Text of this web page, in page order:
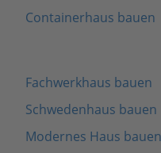
Containerhaus bauen
Fachwerkhaus bauen
Schwedenhaus bauen
Modernes Haus bauen